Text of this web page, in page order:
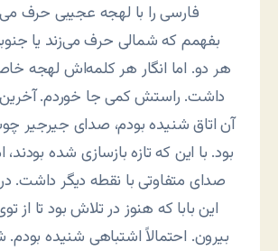
فارسی را با لهجه عجیبی حرف
بفهمم که شمالی حرف می‌زند یا
هر دو. اما انگار هر کلمه‌اش لهجه
داشت. راستش کمی جا خوردم.
آن اتاق شنیده بودم، صدای جیرجیر
بود. با این که تازه بازسازی شده
صدای متفاوتی با نقطه دیگر داشت.
این بابا که هنوز در تلاش بود تا از
بیرون. احتمالاً اشتباهی شنیده